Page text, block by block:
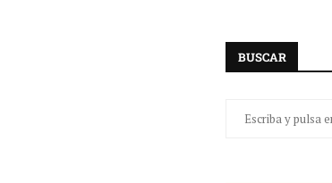
BUSCAR